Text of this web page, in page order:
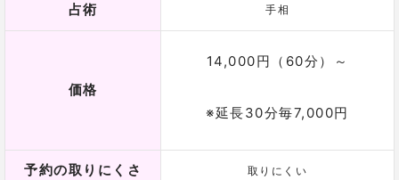
占術 手相
価格
14,000円（60分）～
※延長30分毎7,000円
予約の取りにくさ 取りにくい